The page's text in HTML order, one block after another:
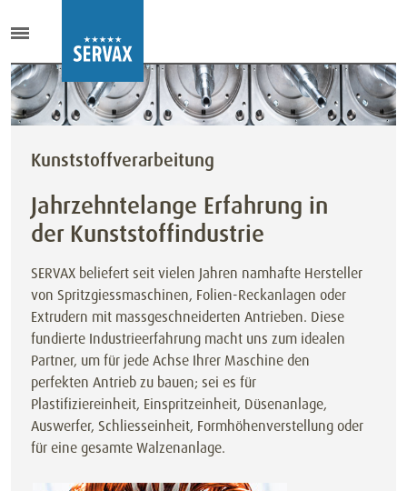
Kunststoffverarbeitung
Jahrzehntelange Erfahrung in
der Kunststoffindustrie
SERVAX beliefert seit vielen Jahren namhafte Hersteller
von Spritzgiessmaschinen, Folien-Reckanlagen oder
Extrudern mit massgeschneiderten Antrieben. Diese
fundierte Industrieerfahrung macht uns zum idealen
Partner, um für jede Achse Ihrer Maschine den
perfekten Antrieb zu bauen; sei es für
Plastifiziereinheit, Einspritzeinheit, Düsenanlage,
Auswerfer, Schliesseinheit, Formhöhenverstellung oder
für eine gesamte Walzenanlage.